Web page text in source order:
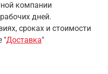
компании
дней.
сроках и стоимости
"Доставка"